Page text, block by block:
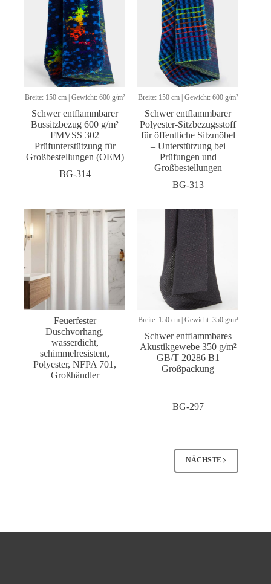
Breite: 150 cm | Gewicht: 600 g/m²
Schwer entflammbarer
Bussitzbezug 600 g/m²
FMVSS 302
Prüfunterstützung für
Großbestellungen (OEM)
BG-314
Breite: 150 cm | Gewicht: 600 g/m²
Schwer entflammbarer
Polyester-Sitzbezugsstoff
für öffentliche Sitzmöbel
– Unterstützung bei
Prüfungen und
Großbestellungen
BG-313
Feuerfester
Duschvorhang,
wasserdicht,
schimmelresistent,
Polyester, NFPA 701,
Großhändler
Breite: 150 cm | Gewicht: 350 g/m²
Schwer entflammbares
Akustikgewebe 350 g/m²
GB/T 20286 B1
Großpackung
BG-297
NÄCHSTE